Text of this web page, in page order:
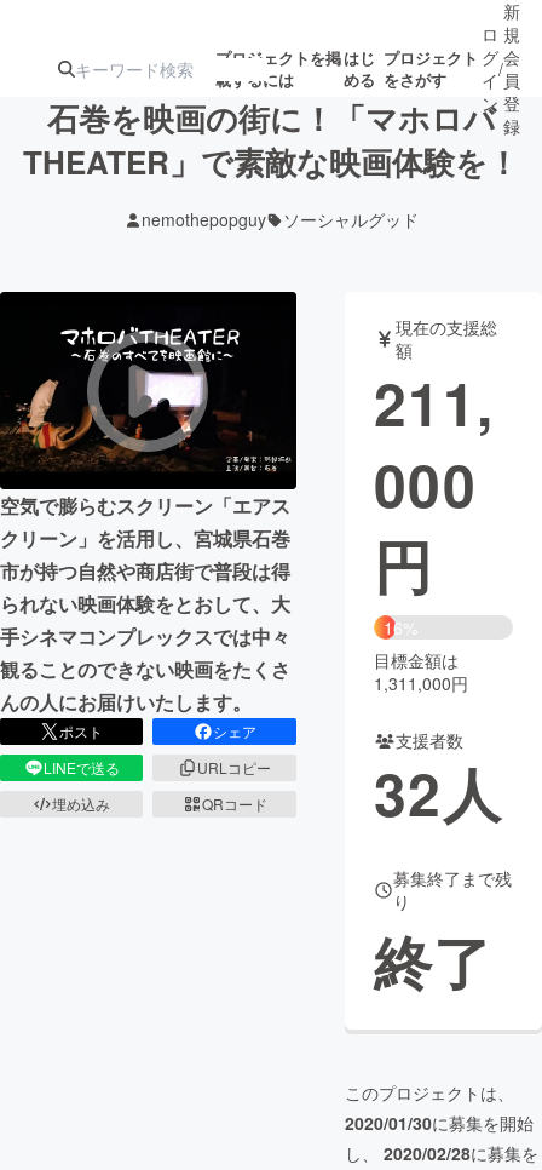
プロジェクトを掲
載するには
はじ
める
プロジェクト
をさがす
ターン
ジェクト
ロジェクト
アート・写真 音楽
テクノロジー・ガジェット ゲーム・サ
映像・映画
ビジネス・起業
まちづくり・地域活性化
CAMPFIRE for Social Good
CAMPFIRE Creation
CAMPFIREふるさと納税
コミュニティ
ロ
グ
イ
ン
/
新
規
会
員
登
録
石巻を映画の街に！「マホロバ
THEATER」で素敵な映画体験を！
nemothepopguy ソーシャルグッド
空気で膨らむスクリーン「エアス
クリーン」を活用し、宮城県石巻
市が持つ自然や商店街で普段は得
られない映画体験をとおして、大
手シネマコンプレックスでは中々
観ることのできない映画をたくさ
んの人にお届けいたします。
ポスト
シェア
LINEで送る
URLコピー
埋め込み
QRコード
現在の支援総
額
211,
000
円
16%
目標金額は
1,311,000円
支援者数
32人
募集終了まで残
り
終了
このプロジェクトは、
2020/01/30に募集を開始
し、 2020/02/28に募集を